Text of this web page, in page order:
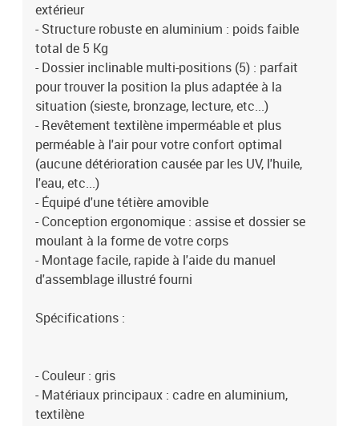
extérieur
- Structure robuste en aluminium : poids faible
total de 5 Kg
- Dossier inclinable multi-positions (5) : parfait
pour trouver la position la plus adaptée à la
situation (sieste, bronzage, lecture, etc...)
- Revêtement textilène imperméable et plus
perméable à l'air pour votre confort optimal
(aucune détérioration causée par les UV, l'huile,
l'eau, etc...)
- Équipé d'une tétière amovible
- Conception ergonomique : assise et dossier se
moulant à la forme de votre corps
- Montage facile, rapide à l'aide du manuel
d'assemblage illustré fourni
Spécifications :
- Couleur : gris
- Matériaux principaux : cadre en aluminium,
textilène